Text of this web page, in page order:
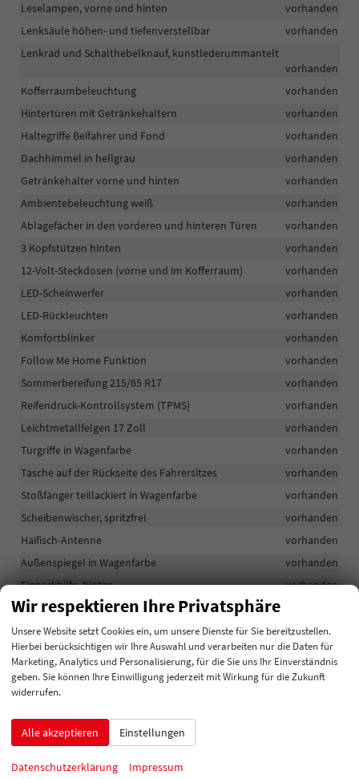
Leselampen, vorne und hinten
vorhanden
Lenksäule höhen- und tiefenverstellbar
vorhanden
Lenkrad und Schalthebelknauf, kunstlederummantelt
vorhanden
Kofferraumbeleuchtung
vorhanden
Hintertüren mit Getränkehaltern
vorhanden
Haltegriffe Beifahrer und Fond
vorhanden
Dachhimmel in hellgrau
vorhanden
Getränkehalter vorne und hinten
vorhanden
Ambientebeleuchtung weiß
vorhanden
Ablagefächer in den vorderen und hinteren Türen
vorhanden
3 Kopfstützen hinten
vorhanden
12-Volt-Steckdosen (vorne und im Kofferraum)
vorhanden
LED-Scheinwerfer
vorhanden
LED-Rückleuchten
vorhanden
Komfortblinker
vorhanden
Follow Me Home Funktion
vorhanden
Sommerbereifung 215/65 R17
vorhanden
Reifendruck-Kontrollsystem (TPMS)
vorhanden
Leichtmetallfelgen 17 Zoll
vorhanden
Türgriffe in Wagenfarbe
vorhanden
Tasche auf der Rückseite des Fahrersitzes
vorhanden
Stoßfänger teillackiert in Wagenfarbe
vorhanden
Scheibenwischer, spritzfrei
vorhanden
Haifisch-Antenne
vorhanden
Außenspiegel in Wagenfarbe
vorhanden
Einparkhilfe, hinten
vorhanden
Deckelloser Tankverschluss (push/pull)
Alle Bilder sind Bestellbeispiele
vorhanden
Kombi-Instrument mit 7 Zoll Farbdisplay
vorhanden
Digitalradio (DAB)
vorhanden
Bluetooth-Schnittstelle für Mobiltelefone und Audio-Streaming
2 x USB-Eingang (Typ C) in der Mittelkonsole
Wir respektieren Ihre Privatsphäre
Unsere Website setzt Cookies ein, um unsere Dienste für Sie bereitzustellen.
Hierbei berücksichtigen wir Ihre Auswahl und verarbeiten nur die Daten für
Marketing, Analytics und Personalisierung, für die Sie uns Ihr Einverständnis
geben. Sie können Ihre Einwilligung jederzeit mit Wirkung für die Zukunft
widerrufen.
Alle akzeptieren Einstellungen
Datenschutzerklärung Impressum